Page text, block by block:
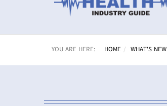
YOU ARE HERE: HOME WHAT'S NEW